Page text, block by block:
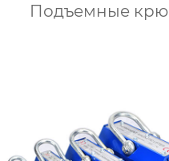
Подъемные